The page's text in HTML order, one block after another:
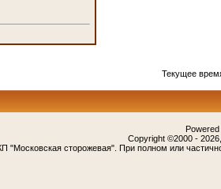
Текущее
Copyright ©2000 -
"Московская сторожевая". При полном или